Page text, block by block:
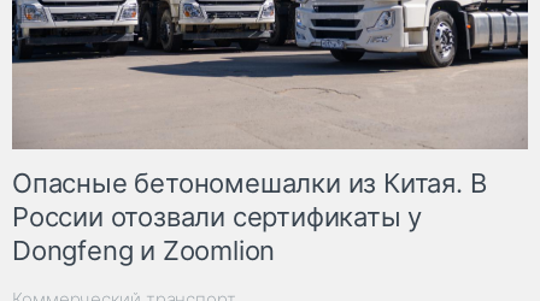
Опасные бетономешалки из Китая. В
России отозвали сертификаты у
Dongfeng и Zoomlion